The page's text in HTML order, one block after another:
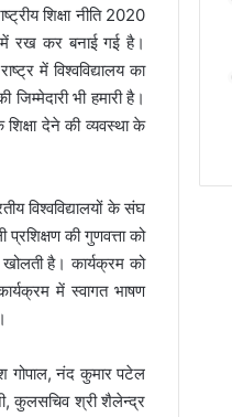
शिक्षा नीति 2020
में रख कर बनाई गई है।
में विश्वविद्यालय का
भी हमारी है।
देने की व्यवस्था के
विश्वविद्यालयों के संघ
प्रशिक्षण की गुणवत्ता को
है। कार्यक्रम को
में स्वागत भाषण
गोपाल, नंद कुमार पटेल
कुलसचिव श्री शैलेन्द्र